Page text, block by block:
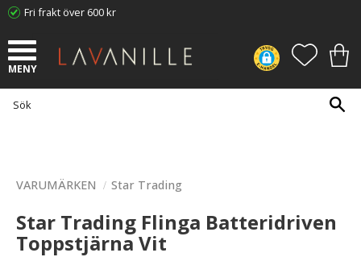
Fri frakt över 600 kr
VARUMÄRKEN Star Trading
Star Trading Flinga Batteridriven
Toppstjärna Vit